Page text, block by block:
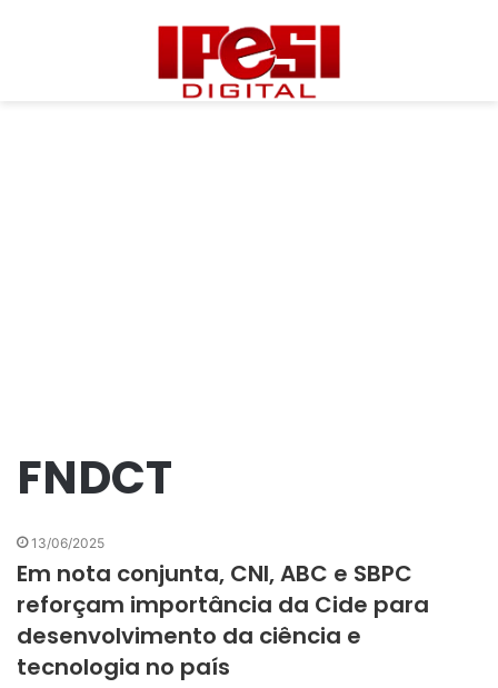
FNDCT
13/06/2025
Em nota conjunta, CNI, ABC e SBPC
reforçam importância da Cide para
desenvolvimento da ciência e
tecnologia no país